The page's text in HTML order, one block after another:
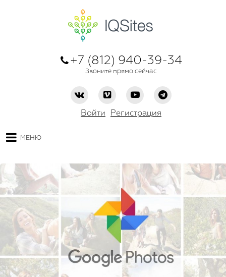
+7 (812) 940-39-34
Звоните прямо сейчас
Войти Регистрация
МЕНЮ